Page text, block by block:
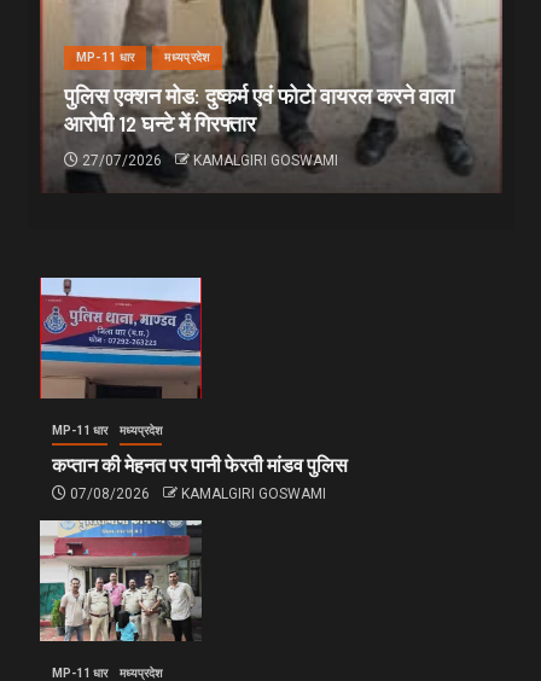
MP-11 धार मध्यप्रदेश
पुलिस एक्शन मोड: दुष्कर्म एवं फोटो वायरल करने वाला
आरोपी 12 घन्टे में गिरफ्तार
27/07/2026 KAMALGIRI GOSWAMI
MP-11 धार मध्यप्रदेश
कप्तान की मेहनत पर पानी फेरती मांडव पुलिस
07/08/2026 KAMALGIRI GOSWAMI
MP-11 धार मध्यप्रदेश